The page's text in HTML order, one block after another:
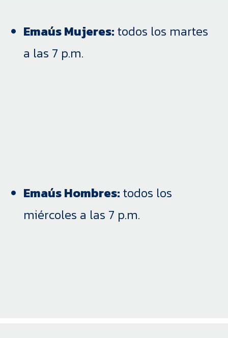
Emaús Mujeres: todos los martes
a las 7 p.m.
Emaús Hombres: todos los
miércoles a las 7 p.m.